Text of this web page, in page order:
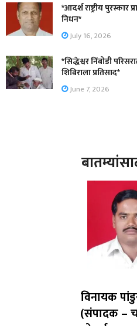
*आदर्श राष्ट्रीय
निधन*
July 16, 2026
*सिद्धेश्वर निंबोडी
शिबिराला प्रतिसाद*
June 7, 2026
विनायक
(संपादक –